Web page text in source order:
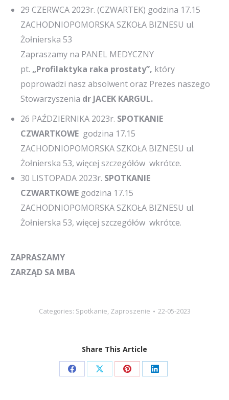
29 CZERWCA 2023r. (CZWARTEK) godzina 17.15
ZACHODNIOPOMORSKA SZKOŁA BIZNESU ul.
Żołnierska 53
Zapraszamy na PANEL MEDYCZNY
pt. „Profilaktyka raka prostaty”, który
poprowadzi nasz absolwent oraz Prezes naszego
Stowarzyszenia dr JACEK KARGUL.
26 PAŹDZIERNIKA 2023r. SPOTKANIE
CZWARTKOWE godzina 17.15
ZACHODNIOPOMORSKA SZKOŁA BIZNESU ul.
Żołnierska 53, więcej szczegółów wkrótce.
30 LISTOPADA 2023r. SPOTKANIE
CZWARTKOWE godzina 17.15
ZACHODNIOPOMORSKA SZKOŁA BIZNESU ul.
Żołnierska 53, więcej szczegółów wkrótce.
ZAPRASZAMY
ZARZĄD SA MBA
Categories: Spotkanie, Zaproszenie 22-05-2023
Share This Article
Share Share Share Share